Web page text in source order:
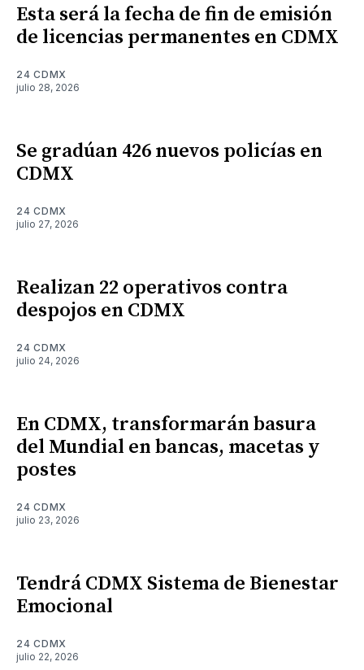
Esta será la fecha de fin de emisión
de licencias permanentes en CDMX
24 CDMX
julio 28, 2026
Se gradúan 426 nuevos policías en
CDMX
24 CDMX
julio 27, 2026
Realizan 22 operativos contra
despojos en CDMX
24 CDMX
julio 24, 2026
En CDMX, transformarán basura
del Mundial en bancas, macetas y
postes
24 CDMX
julio 23, 2026
Tendrá CDMX Sistema de Bienestar
Emocional
24 CDMX
julio 22, 2026